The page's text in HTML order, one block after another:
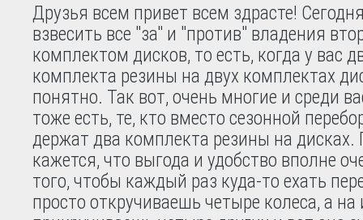
Друзья всем привет всем здрасте!
взвесить все "за" и "против" владения
комплектом дисков, то есть, когда у вас
комплекта резины на двух комплектах
понятно. Так вот, очень многие и среди
тоже есть, те, кто вместо сезонной
держат два комплекта резины на дисках.
кажется, что выгода и удобство вполне
того, чтобы каждый раз куда-то ехать
просто откручиваешь четыре колеса, а на